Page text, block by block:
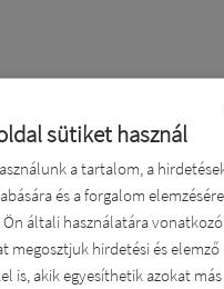
DUTCH
sütiket használ
a tartalom, a
és a forgalom elemzésére.
általi használatára vonatkozó
megosztjuk hirdetési és elemző
is, akik egyesíthetik azokat más